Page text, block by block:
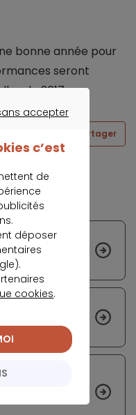
bonne année pour
seront
de 2017.
Partager
un
prêt immobilier
après le
en cas de
accepter
c’est
de
déposer
cookies.